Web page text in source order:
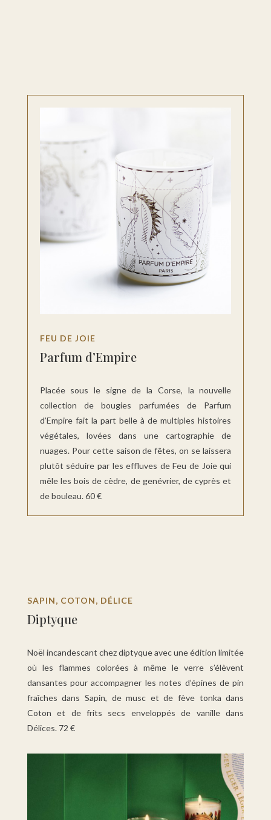
FEU DE JOIE
Parfum d’Empire
Placée sous le signe de la Corse, la nouvelle
collection de bougies parfumées de Parfum
d’Empire fait la part belle à de multiples histoires
végétales, lovées dans une cartographie de
nuages. Pour cette saison de fêtes, on se laissera
plutôt séduire par les effluves de Feu de Joie qui
mêle les bois de cèdre, de genévrier, de cyprès et
de bouleau. 60 €
SAPIN, COTON, DÉLICE
Diptyque
Noël incandescant chez diptyque avec une édition limitée
où les flammes colorées à même le verre s’élèvent
dansantes pour accompagner les notes d’épines de pin
fraîches dans Sapin, de musc et de fève tonka dans
Coton et de frits secs enveloppés de vanille dans
Délices. 72 €